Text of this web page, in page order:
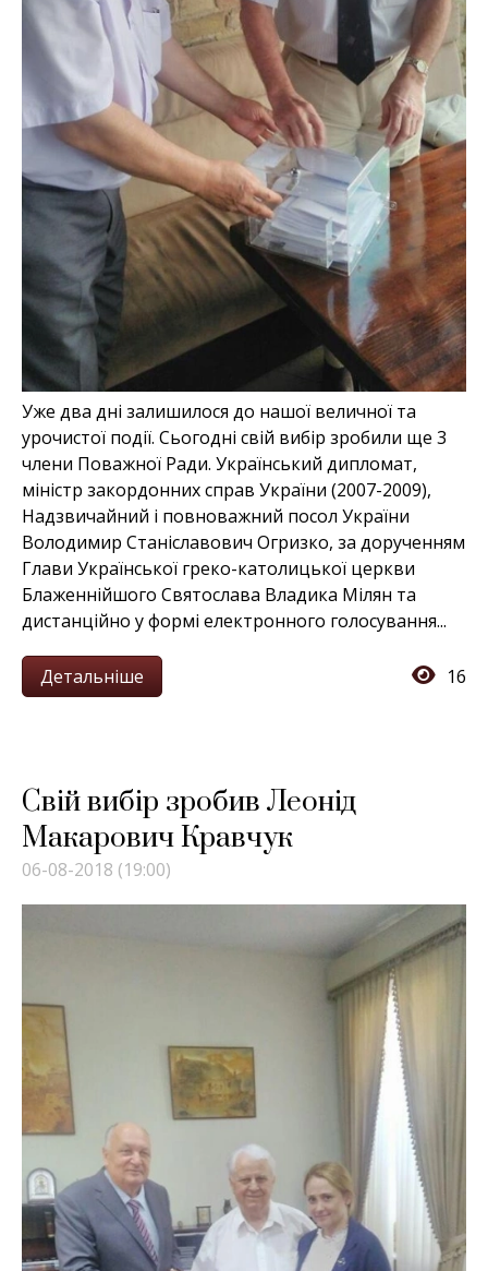
Уже два дні залишилося до нашої величної та
урочистої події. Сьогодні свій вибір зробили ще 3
члени Поважної Ради. Український дипломат,
міністр закордонних справ України (2007-2009),
Надзвичайний і повноважний посол України
Володимир Станіславович Огризко, за дорученням
Глави Української греко-католицької церкви
Блаженнійшого Святослава Владика Мілян та
дистанційно у формі електронного голосування...
Детальніше 16
Свій вибір зробив Леонід
Макарович Кравчук
06-08-2018 (19:00)